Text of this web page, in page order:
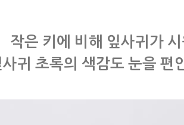
작은 키에 비해 잎사귀가
귀 초록의 색감도 눈을 편